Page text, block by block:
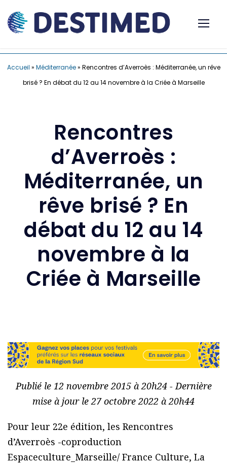
Accueil » Méditerranée» Rencontres d’Averroès : Méditerranée, un rêve
brisé ? En débat du 12 au 14 novembre à la Criée à Marseille
Rencontres
d’Averroès :
Méditerranée, un
rêve brisé ? En
débat du 12 au 14
novembre à la
Criée à Marseille
Publié le 12 novembre 2015 à 20h24 - Dernière
mise à jour le 27 octobre 2022 à 20h44
Pour leur 22e édition, les Rencontres
d’Averroès -coproduction
Espaceculture_Marseille/ France Culture, La